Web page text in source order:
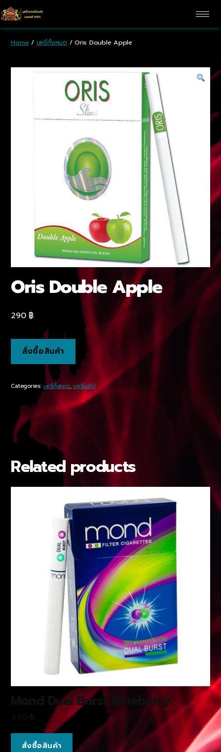
Home / บุหรี่ทั้งหมด / Oris Double Apple
Oris Double Apple
290 ฿
สั่งซื้อสินค้า
Categories: บุหรี่ทั้งหมด,บุหรี่ผลไม้
Related products
Mond Dual Burst Blueberry
สั่งซื้อสินค้า